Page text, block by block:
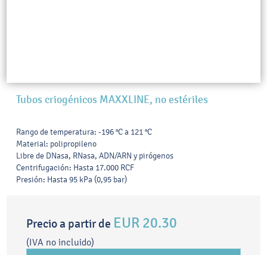
Tubos criogénicos MAXXLINE, no estériles
Rango de temperatura: -196 °C a 121 °C
Material: polipropileno
Libre de DNasa, RNasa, ADN/ARN y pirógenos
Centrifugación: Hasta 17.000 RCF
Presión: Hasta 95 kPa (0,95 bar)
Precio a partir de EUR 20.30
(IVA no incluido)